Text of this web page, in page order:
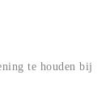
te houden bij